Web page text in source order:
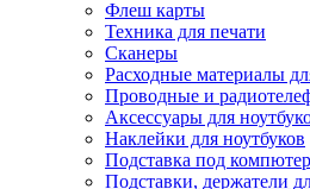
Флеш карты
Техника для печати
Сканеры
Расходные материалы
Проводные и
Аксессуары для
Наклейки для ноутбуков
Подставка под компютер
Подставки, держатели